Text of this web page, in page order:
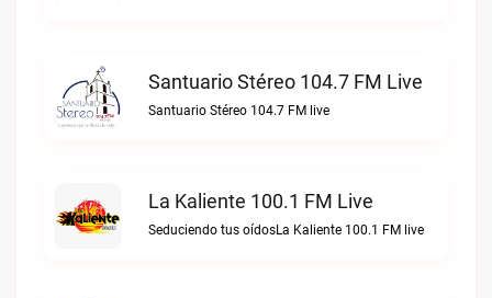
Santuario Stéreo 104.7 FM Live
Santuario Stéreo 104.7 FM live
La Kaliente 100.1 FM Live
Seduciendo tus oídosLa Kaliente 100.1 FM live